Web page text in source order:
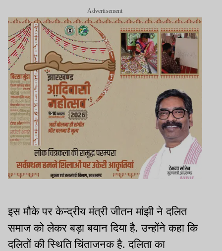
Advertisement
इस मौके पर केन्द्रीय मंत्री जीतन मांझी ने दलित
समाज को लेकर बड़ा बयान दिया है. उन्होंने कहा कि
दलितों की स्थिति चिंताजनक है. दलिता का